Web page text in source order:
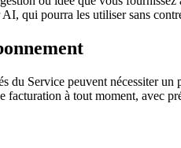
qui pourra les utiliser sans
du Service peuvent nécessiter
facturation à tout moment, avec